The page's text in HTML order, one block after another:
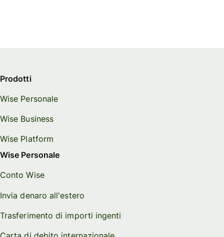
Prodotti
Wise Personale
Wise Business
Wise Platform
Wise Personale
Conto Wise
Invia denaro all'estero
Trasferimento di importi ingenti